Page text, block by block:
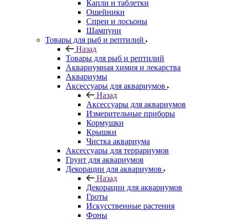
Капли и таблетки
Ошейники
Спреи и лосьоны
Шампуни
Товары для рыб и рептилий
Назад
Товары для рыб и рептилий
Аквариумная химия и лекарства
Аквариумы
Аксессуары для аквариумов
Назад
Аксессуары для аквариумов
Измерительные приборы
Кормушки
Крышки
Чистка аквариума
Аксессуары для террариумов
Грунт для аквариумов
Декорации для аквариумов
Назад
Декорации для аквариумов
Гроты
Искусственные растения
Фоны